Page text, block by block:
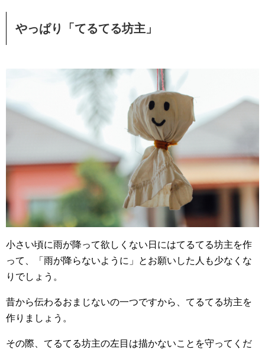
やっぱり「てるてる坊主」
小さい頃に雨が降って欲しくない日にはてるてる坊主を作
って、「雨が降らないように」とお願いした人も少なくな
りでしょう。
昔から伝わるおまじないの一つですから、てるてる坊主を
作りましょう。
その際、てるてる坊主の左目は描かないことを守ってくだ